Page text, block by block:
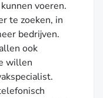
voeren.
te zoeken, in
bedrijven.
ook
willen